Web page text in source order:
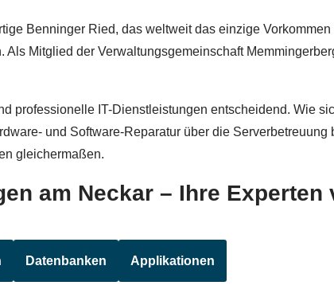
Benninger Ried, das weltweit das einzige
Mitglied der Verwaltungsgemeinschaft
professionelle IT-Dienstleistungen entscheidend. Wie
und Software-Reparatur über die
gleichermaßen.
am Neckar – Ihre Experten
Datenbanken Applikationen